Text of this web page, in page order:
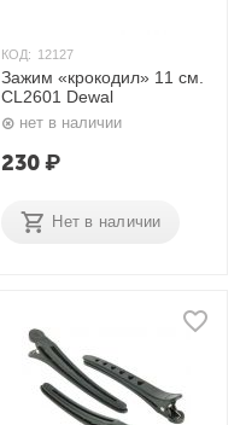
КОД: 12127
Зажим «крокодил» 11 см.
CL2601 Dewal
нет в наличии
230₽
Нет в наличии